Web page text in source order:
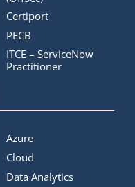
Certiport
PECB
ITCE – ServiceNow
Practitioner
Azure
Cloud
Data Analytics